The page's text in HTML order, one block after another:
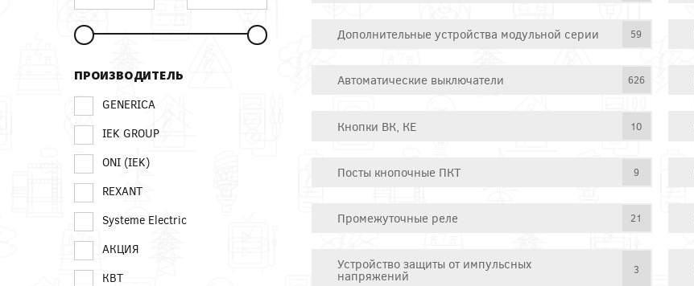
ПРОИЗВОДИТЕЛЬ
GENERICA
IEK GROUP
ONI (IEK)
REXANT
Systeme Electric
АКЦИЯ
КВТ
Дополнительные устройства модульной серии 59
Автоматические выключатели 626
Кнопки ВК, КЕ 10
Посты кнопочные ПКТ 9
Промежуточные реле 21
Устройство защиты от импульсных
напряжений 3